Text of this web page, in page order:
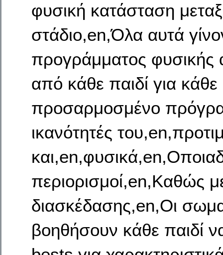
φυσική κατάσταση
στάδιο,en,Όλα αυτά
προγράμματος φυσικής
από κάθε παιδί για
προσαρμοσμένο
ικανότητές
περιορισμοί,en,Καθώς
διασκέδασης,en,Οι
βοηθήσουν κάθε παιδί